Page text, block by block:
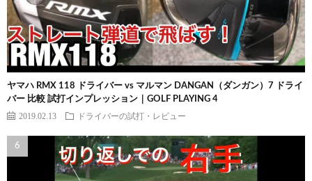
ヤマハ RMX 118 ドライバー vs マルマン DANGAN（ダンガン）7 ドライ
バー 比較 試打インプレッション｜GOLF PLAYING 4
2019.02.13 ドライバーの試打・レビュー